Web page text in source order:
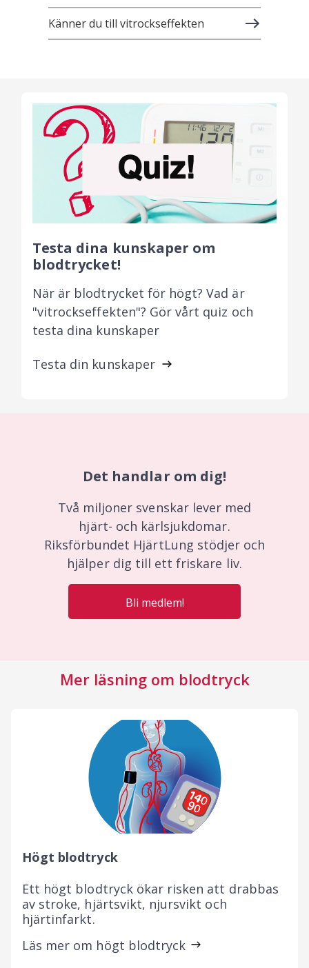
Känner du till vitrockseffekten
Testa dina kunskaper om
blodtrycket!
När är blodtrycket för högt? Vad är
"vitrockseffekten"? Gör vårt quiz och
testa dina kunskaper
Testa din kunskaper
Det handlar om dig!
Två miljoner svenskar lever med
hjärt- och kärlsjukdomar.
Riksförbundet HjärtLung stödjer och
hjälper dig till ett friskare liv.
Bli medlem!
Mer läsning om blodtryck
Högt blodtryck
Ett högt blodtryck ökar risken att drabbas
av stroke, hjärtsvikt, njursvikt och
hjärtinfarkt.
Läs mer om högt blodtryck